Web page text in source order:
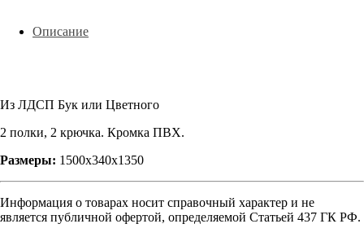
Описание
Из ЛДСП Бук или Цветного
2 полки, 2 крючка. Кромка ПВХ.
Размеры: 1500х340х1350
Информация о товарах носит справочный характер и не
является публичной офертой, определяемой Статьей 437 ГК РФ.